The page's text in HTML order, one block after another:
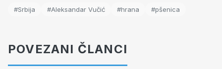
#Srbija #Aleksandar Vučić #hrana #pšenica
POVEZANI ČLANCI